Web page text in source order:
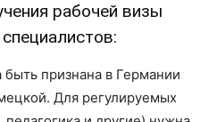
рабочей визы
признана в Германии
Для регулируемых